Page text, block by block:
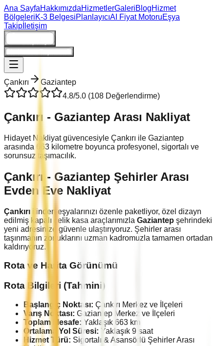
Ana SayfaHakkımızdaHizmetlerGaleriBlogHizmet
BölgeleriK-3 BelgesiPlanlayıcıAI Fiyat MotoruEşya
Takip İletişim
Çankırı
Gaziantep
4.8/5.0 (108 Değerlendirme)
Çankırı - Gaziantep Arası Nakliyat
Hidayet Nakliyat güvencesiyle Çankırı ile Gaziantep
arasında 663 kilometre boyunca profesyonel, sigortalı ve
sorunsuz taşımacılık.
Çankırı - Gaziantep Şehirler Arası
Evden Eve Nakliyat
Çankırı ilinden eşyalarınızı özenle paketliyor, özel dizayn
edilmiş kapalı çelik kasa araçlarımızla Gaziantep şehrindeki
yeni adresinize güvenle ulaştırıyoruz. Şehirler arası
taşınmanın zorluklarını uzman kadromuzla tamamen ortadan
kaldırıyoruz.
Rota ve Harita Görünümü
Rota Bilgileri (Tahmini)
Başlangıç Noktası: Çankırı Merkez ve İlçeleri
Varış Noktası: Gaziantep Merkez ve İlçeleri
Toplam Mesafe: Yaklaşık 663 km
Ortalama Yol Süresi: Yaklaşık 9 saat
Hizmet Türü: Sigortalı & Asansörlü Şehirler Arası